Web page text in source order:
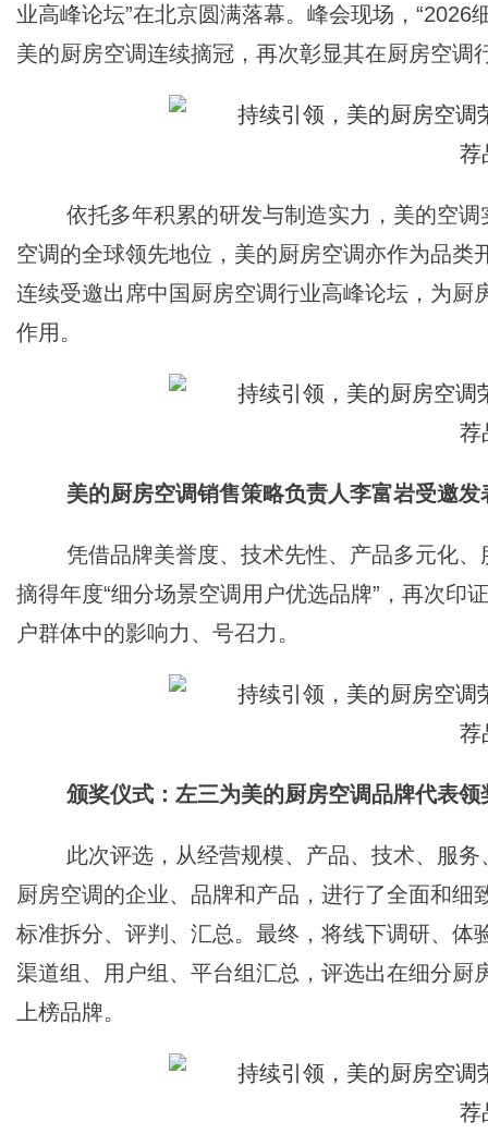
业高峰论坛”在北京圆满落幕。峰会现场，
美的厨房空调连续摘冠，再次彰显其在厨房空调
依托多年积累的研发与制造实力，美的空
空调的全球领先地位，美的厨房空调亦作为品
连续受邀出席中国厨房空调行业高峰论坛，为
作用。
美的厨房空调销售策略负责人李富岩受邀发
凭借品牌美誉度、技术先性、产品多元化
摘得年度“细分场景空调用户优选品牌”，再次印
户群体中的影响力、号召力。
颁奖仪式：左三为美的厨房空调品牌代表领
此次评选，从经营规模、产品、技术、服
厨房空调的企业、品牌和产品，进行了全面和
标准拆分、评判、汇总。最终，将线下调研、
渠道组、用户组、平台组汇总，评选出在细分
上榜品牌。